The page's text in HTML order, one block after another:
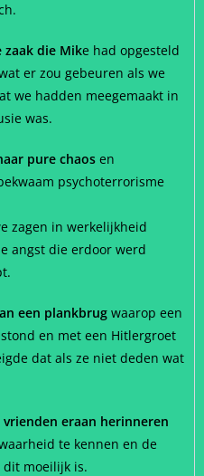
zaak die Mike had opgesteld
er zou gebeuren als we
we hadden meegemaakt in
was.
pure chaos en
psychoterrorisme
zagen in werkelijkheid
angst die erdoor werd
een plankbrug waarop een
en met een Hitlergroet
dat als ze niet deden wat
eraan herinneren
te kennen en de
moeilijk is.